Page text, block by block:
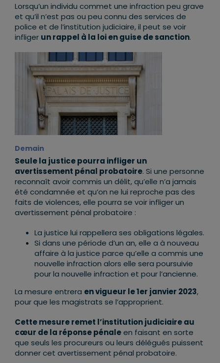
Lorsqu’un individu commet une infraction peu grave
et qu’il n’est pas ou peu connu des services de
police et de l’institution judiciaire, il peut se voir
infliger un rappel à la loi en guise de sanction.
Demain
Seule la justice pourra infliger un
avertissement pénal probatoire. Si une personne
reconnaît avoir commis un délit, qu’elle n’a jamais
été condamnée et qu’on ne lui reproche pas des
faits de violences, elle pourra se voir infliger un
avertissement pénal probatoire :
La justice lui rappellera ses obligations légales.
Si dans une période d’un an, elle a à nouveau
affaire à la justice parce qu’elle a commis une
nouvelle infraction alors elle sera poursuivie
pour la nouvelle infraction et pour l’ancienne.
La mesure entrera en vigueur le 1er janvier 2023,
pour que les magistrats se l’approprient.
Cette mesure remet l’institution judiciaire au
cœur de la réponse pénaleen faisant en sorte
que seuls les procureurs ou leurs délégués puissent
donner cet avertissement pénal probatoire.